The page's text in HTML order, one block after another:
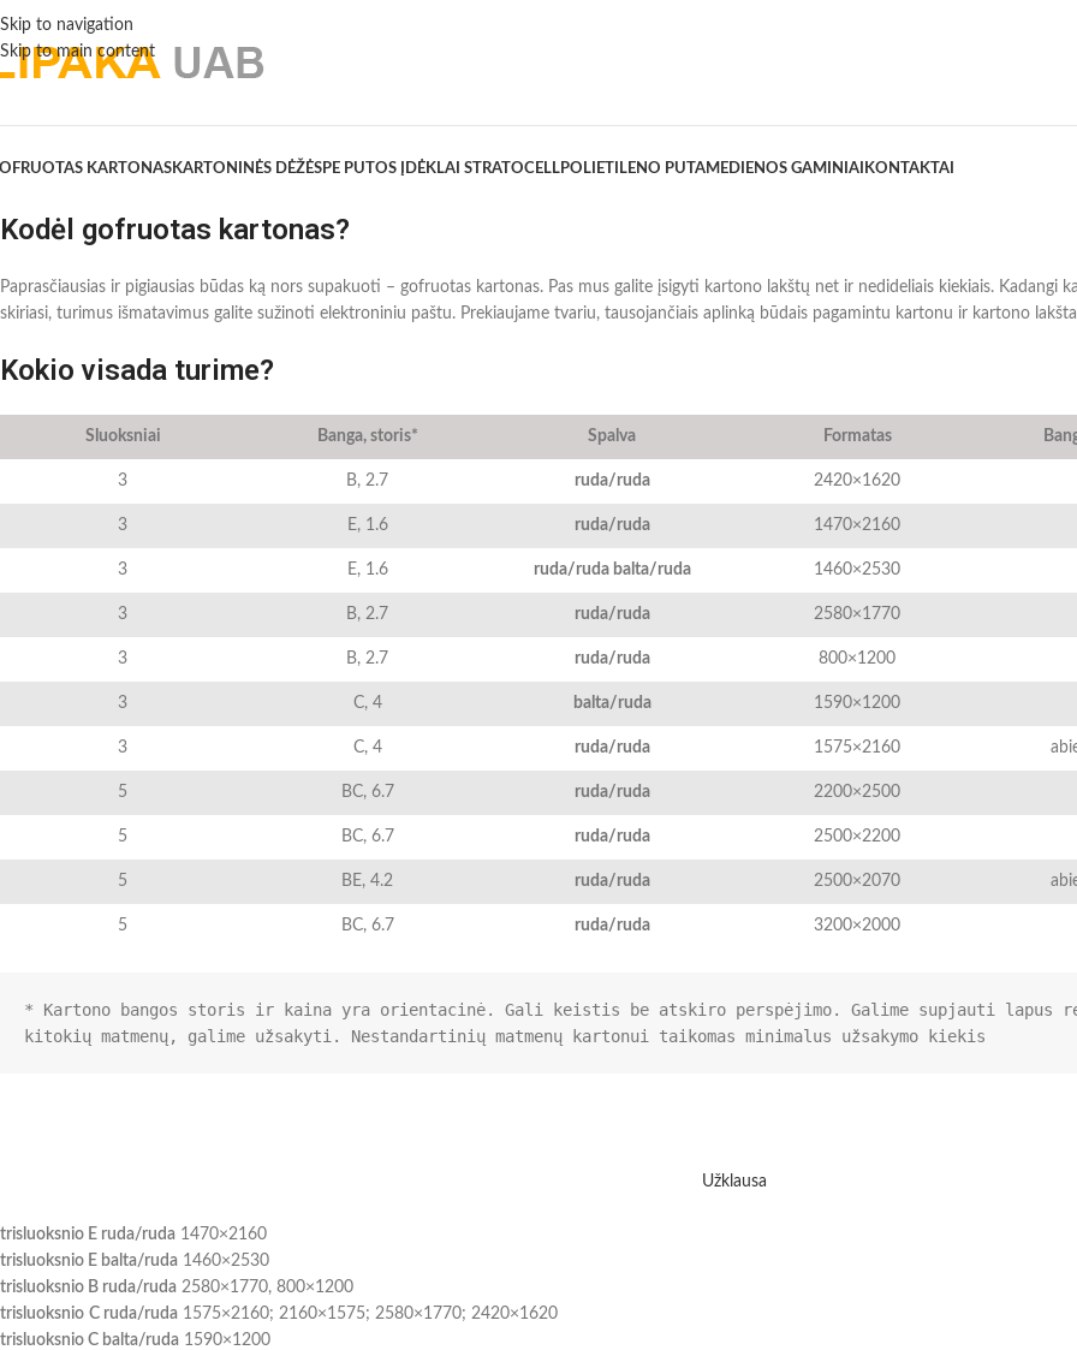
Skip to navigation
Skip to main content
KARTONASKARTONINĖS DĖŽĖSPE PUTOS ĮDĖKLAI STRATOCELLPOLIETILENO PUTAMEDIENOS GAMINIAI KONTAKTAI
Kodėl gofruotas kartonas?
Paprasčiausias ir pigiausias būdas ką nors supakuoti – gofruotas kartonas. Pas mus galite įsigyti kartono lakštų net ir nedideliais kiekiais.
skiriasi, turimus išmatavimus galite sužinoti elektroniniu paštu. Prekiaujame tvariu, tausojančiais aplinką būdais pagamintu kartonu ir kartono
Kokio visada turime?
Sluoksniai Banga, storis* Spalva Formatas
3 B, 2.7 ruda/ruda 2420×1620
3 E, 1.6 ruda/ruda 1470×2160
3 E, 1.6 ruda/ruda balta/ruda 1460×2530
3 B, 2.7 ruda/ruda 2580×1770
3 B, 2.7 ruda/ruda 800×1200
3 C, 4 balta/ruda 1590×1200
3 C, 4 ruda/ruda 1575×2160
5 BC, 6.7 ruda/ruda 2200×2500
5 BC, 6.7 ruda/ruda 2500×2200
5 BE, 4.2 ruda/ruda 2500×2070
5 BC, 6.7 ruda/ruda 3200×2000
* Kartono bangos storis ir kaina yra orientacinė. Gali keistis be atskiro perspėjimo. Galime supjauti lapus
kitokių matmenų, galime užsakyti. Nestandartinių matmenų kartonui taikomas minimalus užsakymo kiekis
Užklausa
trisluoksnio E ruda/ruda 1470×2160
trisluoksnio E balta/ruda 1460×2530
trisluoksnio B ruda/ruda 2580×1770, 800×1200
trisluoksnio C ruda/ruda 1575×2160; 2160×1575; 2580×1770; 2420×1620
trisluoksnio C balta/ruda 1590×1200